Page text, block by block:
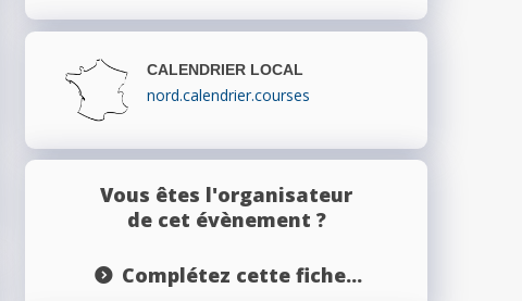
CALENDRIER LOCAL
nord.calendrier.courses
Vous êtes l'organisateur
de cet évènement ?
Complétez cette fiche...